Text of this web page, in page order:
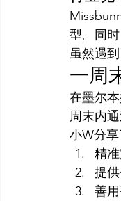
型。同
虽然遇
一周
在墨尔
周末内
小W分享
精
提
善